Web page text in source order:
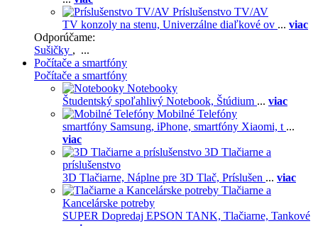
Príslušenstvo TV/AV
TV konzoly na stenu, Univerzálne diaľkové ov ... viac
Odporúčame:
Sušičky , ...
Počítače a smartfóny
Počítače a smartfóny
Notebooky
Študentský spoľahlivý Notebook, Štúdium ... viac
Mobilné Telefóny
smartfóny Samsung, iPhone, smartfóny Xiaomi, t ...
viac
3D Tlačiarne a
príslušenstvo
3D Tlačiarne, Náplne pre 3D Tlač, Príslušen ... viac
Tlačiarne a
Kancelárske potreby
SUPER Dopredaj EPSON TANK, Tlačiarne, Tankové